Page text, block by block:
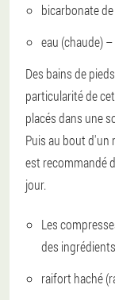
bicarbonate
eau (chaude) –
Des bains de
particularité de
placés dans une
Puis au bout d'un
est recommandé
jour.
Les
des
raifort haché